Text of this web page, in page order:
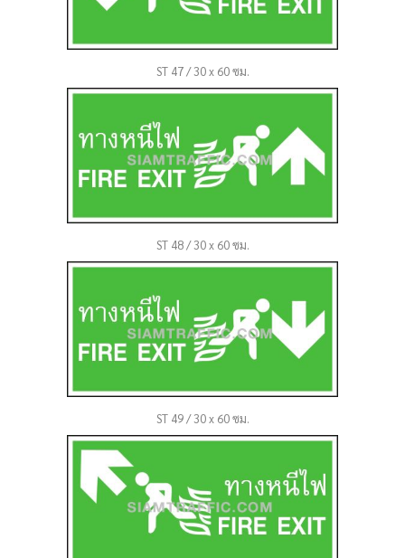
ST 47 / 30 x 60 ซม.
ST 48 / 30 x 60 ซม.
ST 49 / 30 x 60 ซม.